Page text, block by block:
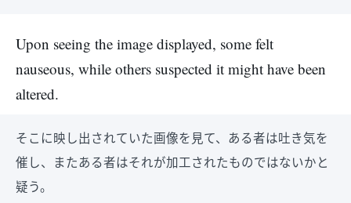
Upon seeing the image displayed, some felt
nauseous, while others suspected it might have been
altered.
そこに映し出されていた画像を見て、ある者は吐き気を
催し、またある者はそれが加工されたものではないかと
疑う。